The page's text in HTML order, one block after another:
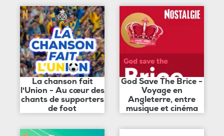
La chanson fait
l'Union - Au cœur des
chants de supporters
de foot
God Save The Brice -
Voyage en
Angleterre, entre
musique et cinéma